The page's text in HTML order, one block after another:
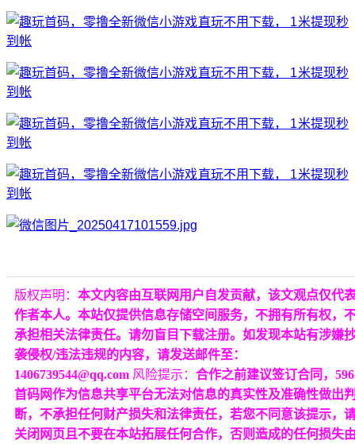
版权声明： 本文内容由互联网用户自发贡献，该文观点仅代
作者本人。本站仅提供信息存储空间服务，不拥有所有权，
承担相关法律责任。请勿盲目下载注册。如发现本站有涉嫌
袭侵权/违法违规的内容，请发送邮件至：
1406739544@qq.com 风险提示： 合作之前建议签订合同，596
首码网作为信息共享平台无法对信息的真实性及准确性做出
断，不承担任何财产损失和法律责任，若您不同意该提示，
关闭网页且不要在本站拓展任何合作，否则造成的任何损失